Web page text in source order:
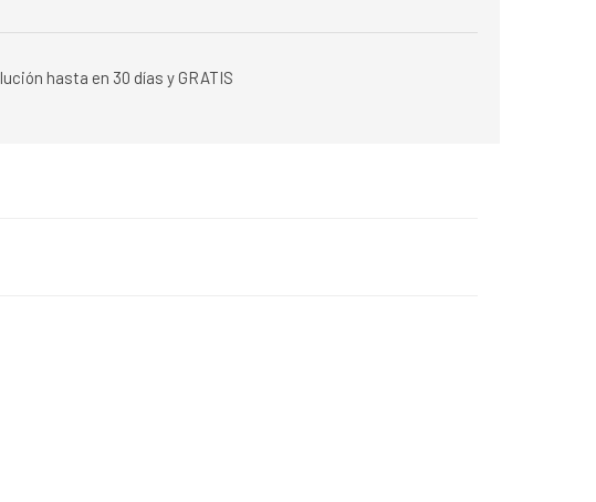
hasta en 30 días y GRATIS